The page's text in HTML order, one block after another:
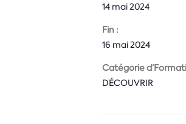
14 mai 2024
Fin :
16 mai 2024
Catégorie
DÉCOUVRIR